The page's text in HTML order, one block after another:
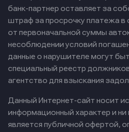
банк-партнер оставляет за
штраф за просрочку платежа в
от первоначальной суммы
несоблюдении условий
данные о нарушителе могут
специальный реестр
агентство для взыскания
Данный Интернет-сайт носит
информационный характер и ни
является публичной офертой,